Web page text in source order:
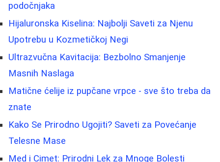
podočnjaka
Hijaluronska Kiselina: Najbolji Saveti za Njenu
Upotrebu u Kozmetičkoj Negi
Ultrazvučna Kavitacija: Bezbolno Smanjenje
Masnih Naslaga
Matične ćelije iz pupčane vrpce - sve što treba da
znate
Kako Se Prirodno Ugojiti? Saveti za Povećanje
Telesne Mase
Med i Cimet: Prirodni Lek za Mnoge Bolesti